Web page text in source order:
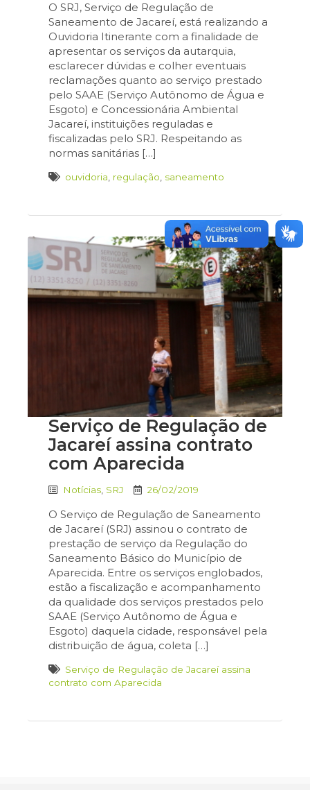
O SRJ, Serviço de Regulação de
Saneamento de Jacareí, está realizando a
Ouvidoria Itinerante com a finalidade de
apresentar os serviços da autarquia,
esclarecer dúvidas e colher eventuais
reclamações quanto ao serviço prestado
pelo SAAE (Serviço Autônomo de Água e
Esgoto) e Concessionária Ambiental
Jacareí, instituições reguladas e
fiscalizadas pelo SRJ. Respeitando as
normas sanitárias […]
ouvidoria regulação saneamento
Serviço de Regulação de
Jacareí assina contrato
com Aparecida
Notícias SRJ 26/02/2019
O Serviço de Regulação de Saneamento
de Jacareí (SRJ) assinou o contrato de
prestação de serviço da Regulação do
Saneamento Básico do Município de
Aparecida. Entre os serviços englobados,
estão a fiscalização e acompanhamento
da qualidade dos serviços prestados pelo
SAAE (Serviço Autônomo de Água e
Esgoto) daquela cidade, responsável pela
distribuição de água, coleta […]
Serviço de Regulação de Jacareí assina
contrato com Aparecida